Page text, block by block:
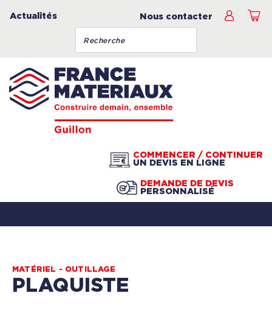
Actualités Nous contacter
COMMENCER / CONTINUER
UN DEVIS EN LIGNE
DEMANDE DE DEVIS
PERSONNALISÉ
MATÉRIEL - OUTILLAGE
PLAQUISTE